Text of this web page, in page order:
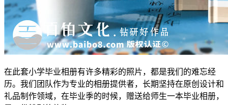
在此套小学毕业相册有许多精彩的照片，都是我们的难忘经
历。我们团队作为专业的相册提供者，长期坚持在原创设计和
礼品制作领域，在毕业季的时候，赠送给师生一本毕业相册，